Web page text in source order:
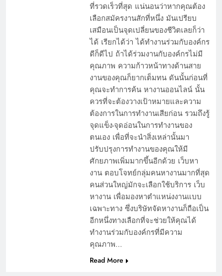
ที่รวดเร็วที่สุด แน่นอนว่าหากคุณต้อง
เลือกสมัครงานสักที่หนึ่ง มันเปรียบ
เสมือนเป็นจุดเปลี่ยนของชีวิตเลยก็ว่า
ได้ เรียกได้ว่า ได้ทำงานร่วมกับองค์กร
ดีก็ดีไป ถ้าได้ร่วมงานกับองค์กรไม่มี
คุณภาพ ความก้าวหน้าทางด้านสาย
งานของคุณก็ยากเต็มทน ดันนั้นก่อนที่
คุณจะทำการค้น หางานออนไลน์ นั้น
ควรที่จะต้องวางเป้าหมายและความ
ต้องการในการทำงานเสียก่อน รวมถึงรู้
จุดแข็ง-จุดอ่อนในการทำงานของ
ตนเอง เพื่อที่จะนำสิ่งเหล่านั้นมา
ปรับปรุงการทำงานของคุณให้มี
ศักยภาพเพิ่มมากขึ้นอีกด้วย เว็บหา
งาน ตอบโจทย์กลุ่มคนหางานมากที่สุด
คนส่วนใหญ่มักจะเลือกใช้บริการ เว็บ
หางาน เพื่อมองหาตำแหน่งงานแบบ
เฉพาะทาง ซึ่งบริษัทจัดหางานก็ถือเป็น
อีกหนึ่งทางเลือกที่จะช่วยให้คุณได้
ทำงานร่วมกับองค์กรที่มีความ
คุณภาพ…
Read More